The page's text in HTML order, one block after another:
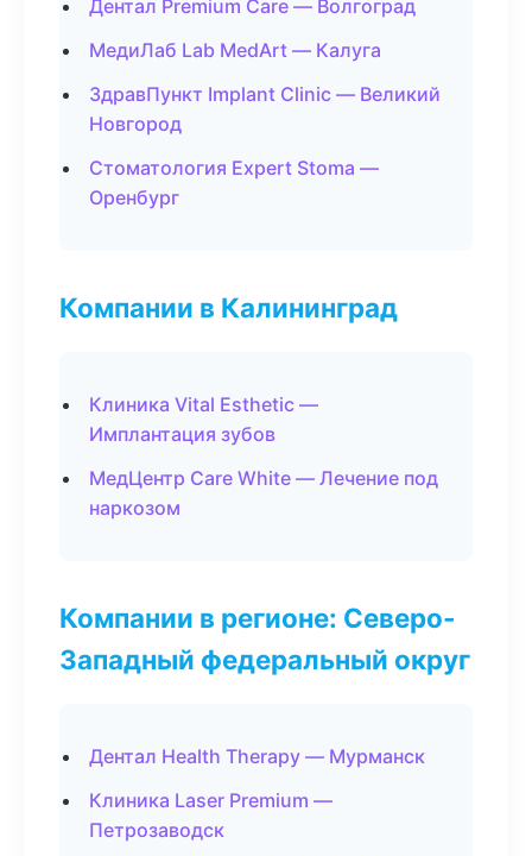
Дентал Premium Care — Волгоград
МедиЛаб Lab MedArt — Калуга
ЗдравПункт Implant Clinic — Великий
Новгород
Стоматология Expert Stoma —
Оренбург
Компании в Калининград
Клиника Vital Esthetic —
Имплантация зубов
МедЦентр Care White — Лечение под
наркозом
Компании в регионе: Северо-
Западный федеральный округ
Дентал Health Therapy — Мурманск
Клиника Laser Premium —
Петрозаводск